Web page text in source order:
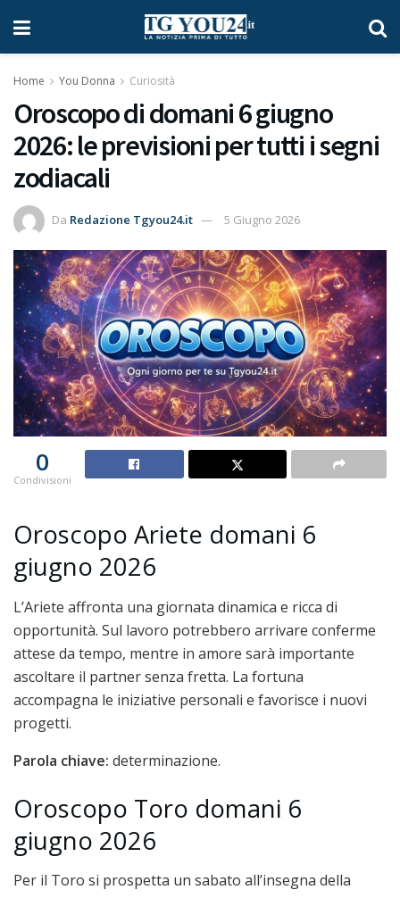
Home You Donna Curiosità
Oroscopo di domani 6 giugno
2026: le previsioni per tutti i segni
zodiacali
Da Redazione Tgyou24.it 5 Giugno 2026
0
Condivisioni
Oroscopo Ariete domani 6
giugno 2026
L’Ariete affronta una giornata dinamica e ricca di
opportunità. Sul lavoro potrebbero arrivare conferme
attese da tempo, mentre in amore sarà importante
ascoltare il partner senza fretta. La fortuna
accompagna le iniziative personali e favorisce i nuovi
progetti.
Parola chiave: determinazione.
Oroscopo Toro domani 6
giugno 2026
Per il Toro si prospetta un sabato all’insegna della